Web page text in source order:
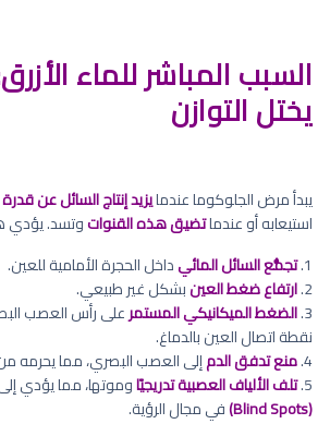
السبب المباشر للماء
يختل التوازن
يبدأ مرض الجلوكوما عندمايزيد إنتاج السائل عن
استيعابه أو عندماتضيق هذه القنواتوتسد. يؤدي
1. تجمُّع السائل المائيداخل الحجرة الأمامية للعين.
2. ارتفاع ضغط العينبشكل غير طبيعي.
3. الضغط الميكانيكي المستمرعلى رأس العصب
نقطة اتصال العين بالدماغ.
4. منع تدفق الدمإلى العصب البصري، مما يحرمه
5. تلف الألياف العصبية تدريجيًاوموتها، مما يؤدي
(Blind Spots)
في مجال الرؤية.